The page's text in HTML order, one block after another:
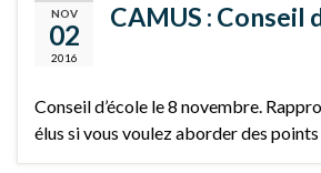
NOV
02
2016
CAMUS : Conseil
Conseil d’école le 8 novembre.
élus si vous voulez aborder des